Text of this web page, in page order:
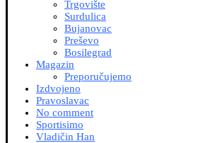
Trgovište
Surdulica
Bujanovac
Preševo
Bosilegrad
Magazin
Preporučujemo
Izdvojeno
Pravoslavac
No comment
Sportisimo
Vladičin Han